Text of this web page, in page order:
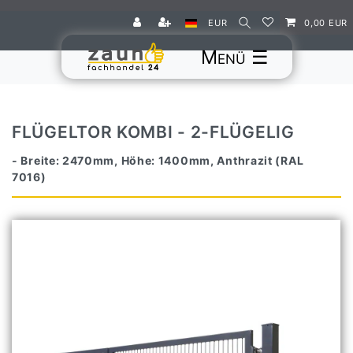
EUR 0,00 EUR
☰
FLÜGELTOR KOMBI - 2-FLÜGELIG
- Breite: 2470mm, Höhe: 1400mm, Anthrazit (RAL
7016)